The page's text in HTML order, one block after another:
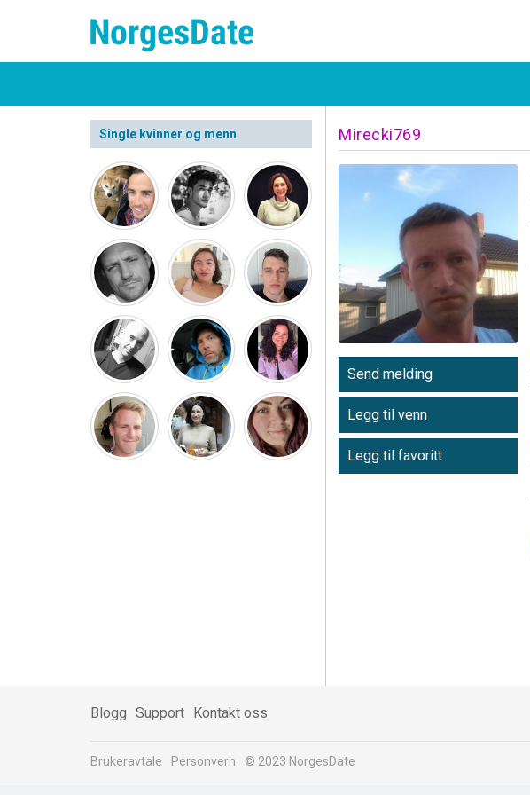
Single kvinner og menn Mirecki769
Send melding
Legg til venn
Legg til favoritt
Blogg Support Kontakt oss
Brukeravtale Personvern © 2023 NorgesDate